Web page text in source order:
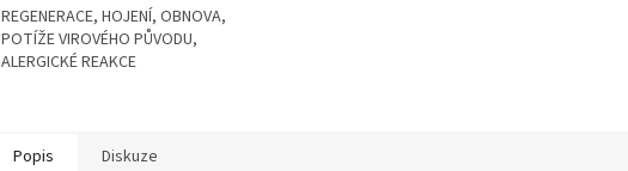
REGENERACE, HOJENÍ, OBNOVA,
POTÍŽE VIROVÉHO PŮVODU,
ALERGICKÉ REAKCE
Popis Diskuze